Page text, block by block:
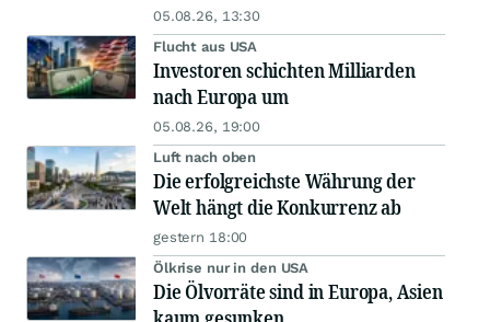
05.08.26, 13:30
Flucht aus USA
Investoren schichten Milliarden
nach Europa um
05.08.26, 19:00
Luft nach oben
Die erfolgreichste Währung der
Welt hängt die Konkurrenz ab
gestern 18:00
Ölkrise nur in den USA
Die Ölvorräte sind in Europa, Asien